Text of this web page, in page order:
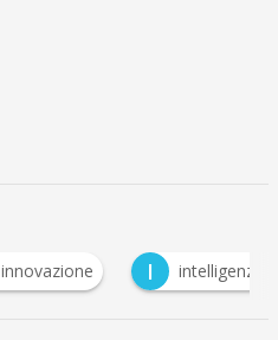
intelligenza artificiale M